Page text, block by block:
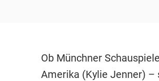
Ob Münchner
Amerika (Kylie Jenner) –